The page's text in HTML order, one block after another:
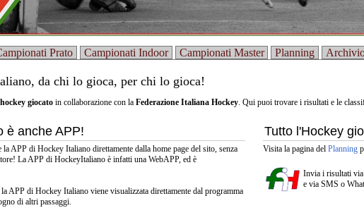
Prato Campionati Indoor Campionati Master Planning
da chi lo gioca, per chi lo gioca!
hockey giocato in collaborazione con la Federazione Italiana Hockey. Qui puoi trovare i risultati e le
è anche APP!
la APP di Hockey Italiano direttamente dalla home page del sito, senza
La APP di HockeyItaliano è infatti una WebAPP, ed è
APP di Hockey Italiano viene visualizzata direttamente dal programma
di altri passaggi.
Tutto l'Hockey
Visita la pagina del Planning
Invia i risultati via
e via SMS o